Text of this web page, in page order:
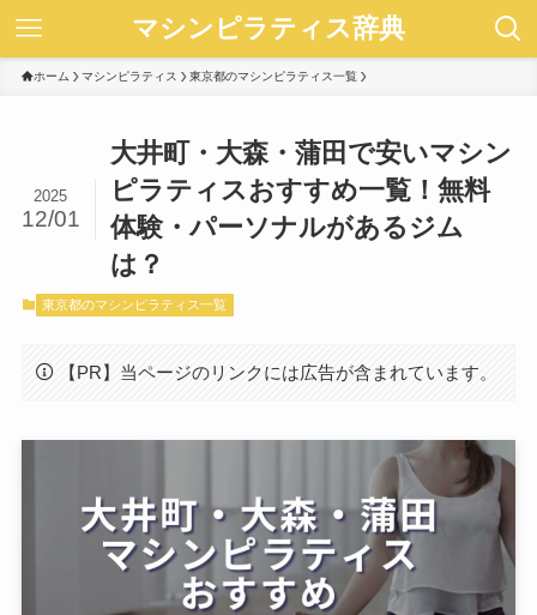
マシンピラティス辞典
ホーム マシンピラティス 東京都のマシンピラティス一覧
大井町・大森・蒲田で安いマシン
ピラティスおすすめ一覧！無料
体験・パーソナルがあるジム
は？
2025
12/01
東京都のマシンピラティス一覧
【PR】当ページのリンクには広告が含まれています。